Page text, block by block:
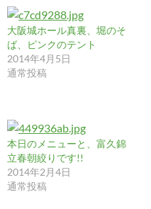
大阪城ホール真裏、堀のそ
ば、ピンクのテント
2014年4月5日
通常投稿
本日のメニューと、富久錦
立春朝絞りです!!
2014年2月4日
通常投稿